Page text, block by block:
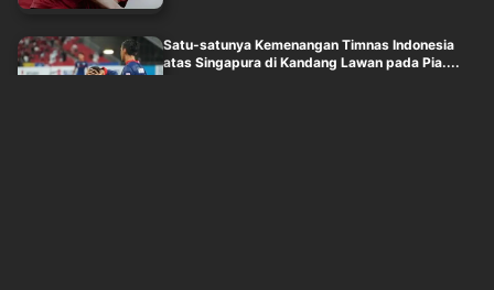
Satu-satunya Kemenangan Timnas Indonesia
atas Singapura di Kandang Lawan pada Pia....